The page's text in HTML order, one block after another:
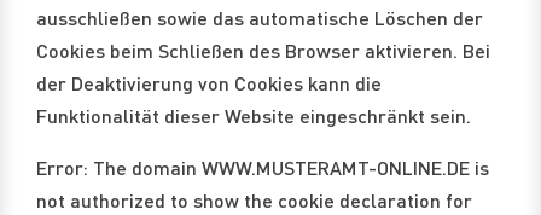
ausschließen sowie das automatische Löschen der
Cookies beim Schließen des Browser aktivieren. Bei
der Deaktivierung von Cookies kann die
Funktionalität dieser Website eingeschränkt sein.
Error: The domain WWW.MUSTERAMT-ONLINE.DE is
not authorized to show the cookie declaration for